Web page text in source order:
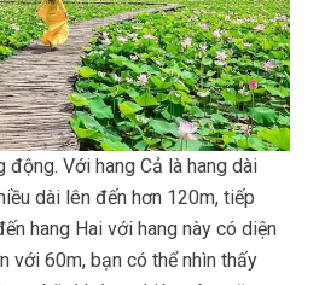
động. Với hang Cả là hang dài
dài lên đến hơn 120m, tiếp
hang Hai với hang này có diện
với 60m, bạn có thể nhìn thấy